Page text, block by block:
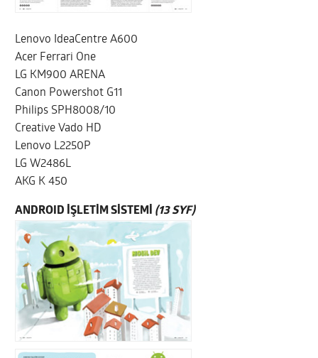
Lenovo IdeaCentre A600
Acer Ferrari One
LG KM900 ARENA
Canon Powershot G11
Philips SPH8008/10
Creative Vado HD
Lenovo L2250P
LG W2486L
AKG K 450
ANDROID İŞLETİM SİSTEMİ (13 SYF)